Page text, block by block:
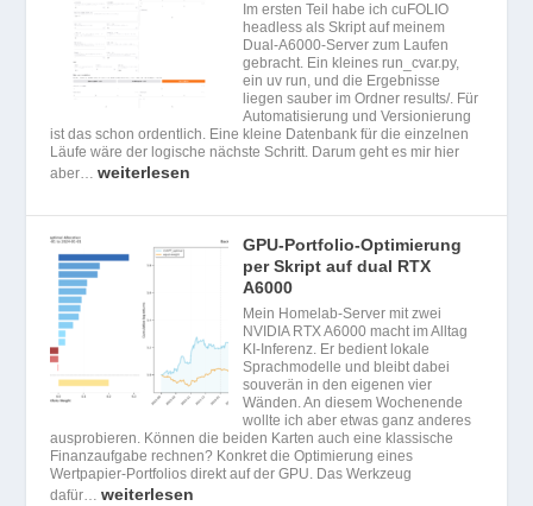
Im ersten Teil habe ich cuFOLIO
headless als Skript auf meinem
Dual-A6000-Server zum Laufen
gebracht. Ein kleines run_cvar.py,
ein uv run, und die Ergebnisse
liegen sauber im Ordner results/. Für
Automatisierung und Versionierung
ist das schon ordentlich. Eine kleine Datenbank für die einzelnen
Läufe wäre der logische nächste Schritt. Darum geht es mir hier
aber…weiterlesen
GPU-Portfolio-Optimierung
per Skript auf dual RTX
A6000
Mein Homelab-Server mit zwei
NVIDIA RTX A6000 macht im Alltag
KI-Inferenz. Er bedient lokale
Sprachmodelle und bleibt dabei
souverän in den eigenen vier
Wänden. An diesem Wochenende
wollte ich aber etwas ganz anderes
ausprobieren. Können die beiden Karten auch eine klassische
Finanzaufgabe rechnen? Konkret die Optimierung eines
Wertpapier-Portfolios direkt auf der GPU. Das Werkzeug
dafür…weiterlesen